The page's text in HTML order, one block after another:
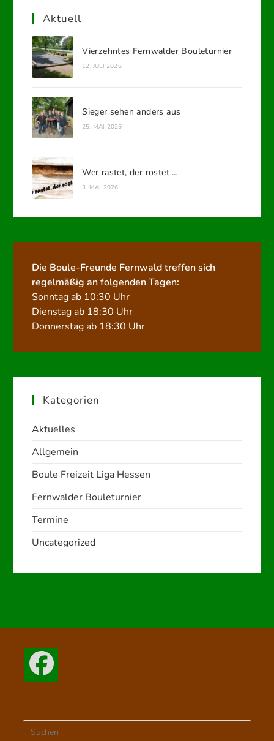
Aktuell
Vierzehntes Fernwalder Bouleturnier
12. JULI 2026
Sieger sehen anders aus
25. MAI 2026
Wer rastet, der rostet …
3. MAI 2026
Die Boule-Freunde Fernwald treffen sich
regelmäßig an folgenden Tagen:
Sonntag ab 10:30 Uhr
Dienstag ab 18:30 Uhr
Donnerstag ab 18:30 Uhr
Kategorien
Aktuelles
Allgemein
Boule Freizeit Liga Hessen
Fernwalder Bouleturnier
Termine
Uncategorized
new
Press